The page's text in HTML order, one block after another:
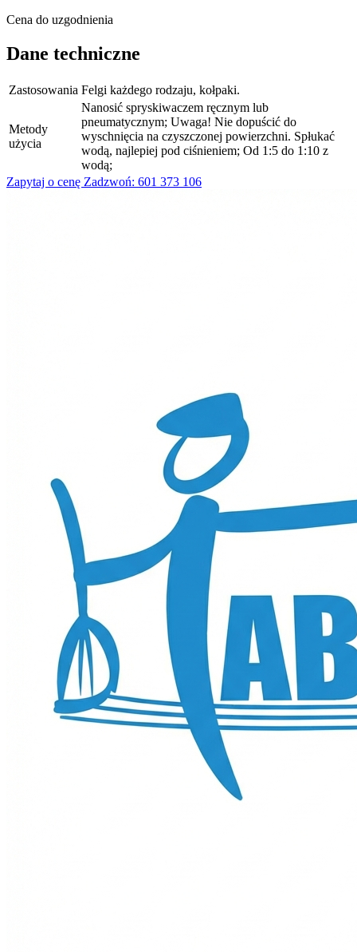
Cena do uzgodnienia
Dane techniczne
Zastosowania Felgi każdego rodzaju, kołpaki.
Metody
użycia
Nanosić spryskiwaczem ręcznym lub
pneumatycznym; Uwaga! Nie dopuścić do
wyschnięcia na czyszczonej powierzchni. Spłukać
wodą, najlepiej pod ciśnieniem; Od 1:5 do 1:10 z
wodą;
Zapytaj o cenę Zadzwoń: 601 373 106